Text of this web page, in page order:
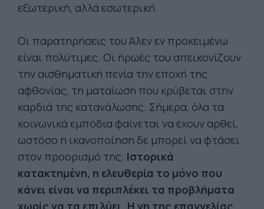
εξωτερική, αλλά εσωτερική.
Οι παρατηρήσεις του Άλεν εν προκειμένω
είναι πολύτιμες. Οι ήρωές του απεικονίζουν
την αισθηματική πενία την εποχή της
αφθονίας, τη ματαίωση που κρύβεται στην
καρδιά της κατανάλωσης. Σήμερα, όλα τα
κοινωνικά εμπόδια φαίνεται να έχουν αρθεί,
ωστόσο η ικανοποίηση δε μπορεί να φτάσει
στον προορισμό της. Ιστορικά
κατακτημένη, η ελευθερία το μόνο που
κάνει είναι να περιπλέκει τα προβλήματα
χωρίς να τα επιλύει. Η γη της επαγγελίας